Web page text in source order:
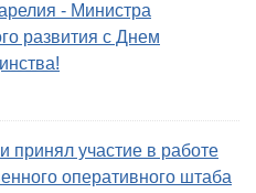
- Министра
развития с Днем
принял участие в работе
оперативного штаба